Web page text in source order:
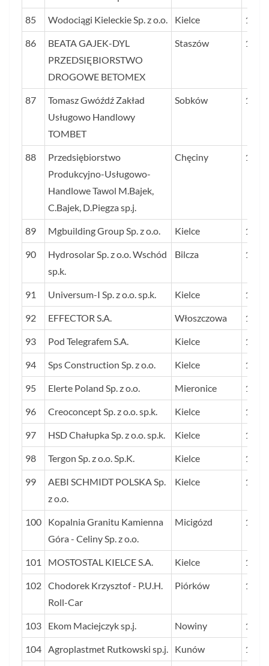
85 Wodociągi Kieleckie Sp. z o.o. Kielce 129
86
BEATA GAJEK-DYL
PRZEDSIĘBIORSTWO
DROGOWE BETOMEX
Staszów 126
87
Tomasz Gwóźdź Zakład
Usługowo Handlowy
TOMBET
Sobków 125
88
Przedsiębiorstwo
Produkcyjno-Usługowo-
Handlowe Tawol M.Bajek,
C.Bajek, D.Piegza sp.j.
Chęciny 125
89 Mgbuilding Group Sp. z o.o. Kielce 125
90
Hydrosolar Sp. z o.o. Wschód
sp.k.
Bilcza 124
91 Universum-I Sp. z o.o. sp.k. Kielce 123
92 EFFECTOR S.A. Włoszczowa 122
93 Pod Telegrafem S.A. Kielce 119
94 Sps Construction Sp. z o.o. Kielce 117
95 Elerte Poland Sp. z o.o. Mieronice 116
96 Creoconcept Sp. z o.o. sp.k. Kielce 116
97 HSD Chałupka Sp. z o.o. sp.k. Kielce 115
98 Tergon Sp. z o.o. Sp.K. Kielce 113
99
AEBI SCHMIDT POLSKA Sp.
z o.o.
Kielce 113
100
Kopalnia Granitu Kamienna
Góra - Celiny Sp. z o.o.
Micigózd 112
101 MOSTOSTAL KIELCE S.A. Kielce 110
102 Chodorek Krzysztof - P.U.H.
Roll-Car
Piórków 110
103 Ekom Maciejczyk sp.j. Nowiny 110
104 Agroplastmet Rutkowski sp.j. Kunów 107